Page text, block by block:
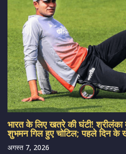
भारत के लिए खतरे की घंटी!
शुभमन गिल हुए चोटिल; पहले दिन के
अगस्त 7, 2026